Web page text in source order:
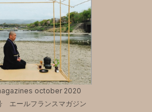
october 2020
エールフランスマガジン